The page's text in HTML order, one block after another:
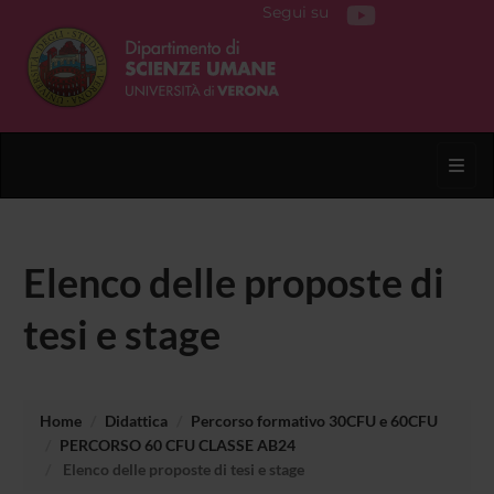
Segui su
Elenco delle proposte di
tesi e stage
Home Didattica
Percorso formativo 30CFU e 60CFU
PERCORSO 60 CFU CLASSE AB24
Elenco delle proposte di tesi e stage